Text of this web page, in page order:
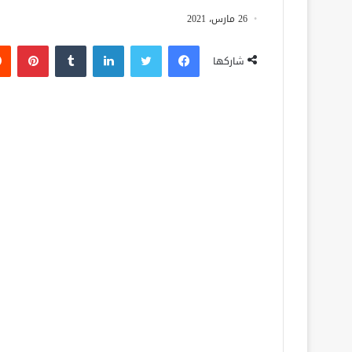
26 مارس، 2021
شاركها
فيسبوك لينكدإن بينتيريست